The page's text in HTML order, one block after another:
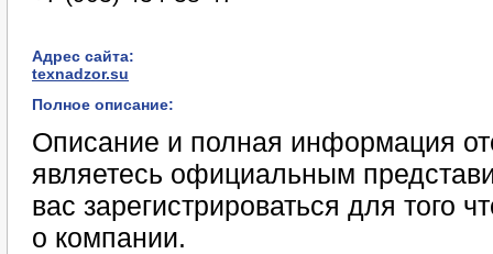
Адрес сайта:
texnadzor.su
Полное описание:
Описание и полная информация
являетесь официальным
вас зарегистрироваться для того
о компании.